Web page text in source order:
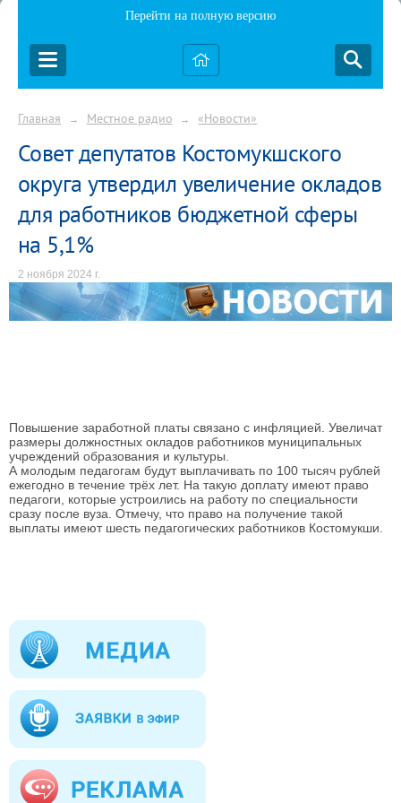
Перейти на полную версию
Главная → Местное радио → «Новости»
Совет депутатов Костомукшского
округа утвердил увеличение окладов
для работников бюджетной сферы
на 5,1%
2 ноября 2024 г.
Повышение заработной платы связано с инфляцией. Увеличат
размеры должностных окладов работников муниципальных
учреждений образования и культуры.
А молодым педагогам будут выплачивать по 100 тысяч рублей
ежегодно в течение трёх лет. На такую доплату имеют право
педагоги, которые устроились на работу по специальности
сразу после вуза. Отмечу, что право на получение такой
выплаты имеют шесть педагогических работников Костомукши.